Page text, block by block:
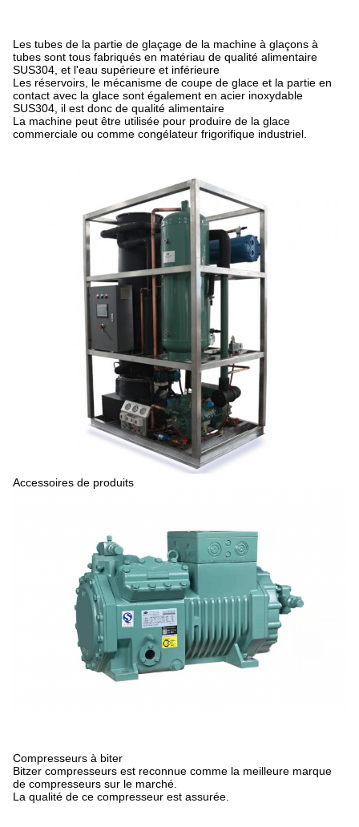
Les tubes de la partie de glaçage de la machine à glaçons à
tubes sont tous fabriqués en matériau de qualité alimentaire
SUS304, et l'eau supérieure et inférieure
Les réservoirs, le mécanisme de coupe de glace et la partie en
contact avec la glace sont également en acier inoxydable
SUS304, il est donc de qualité alimentaire
La machine peut être utilisée pour produire de la glace
commerciale ou comme congélateur frigorifique industriel.
Accessoires de produits
Compresseurs à biter
Bitzer compresseurs est reconnue comme la meilleure marque
de compresseurs sur le marché.
La qualité de ce compresseur est assurée.